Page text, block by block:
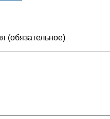
(обязательное)